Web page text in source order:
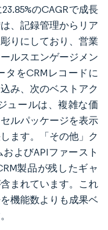
のCAGRで成長
、記録管理からリア
りにしており、営業
ルスエンゲージメン
タをCRMレコードに
み、次のベストアク
ュールは、複雑な価
ルパッケージを表示
ます。「その他」ク
よびAPIファースト
製品が残したギャ
まれています。これ
機能数よりも成果ベ